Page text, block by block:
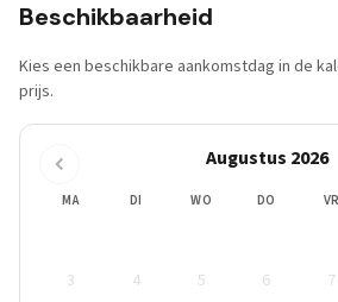
Beschikbaarheid
Kies een beschikbare aankomstdag in de
prijs.
Augustus 2026
MA DI WO DO VR
3
4 5 6 7